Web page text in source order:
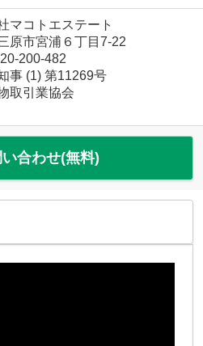
マコトエステート
原市宮浦６丁目7-22
200-482
事 (1) 第11269号
取引業協会
合わせ(無料)